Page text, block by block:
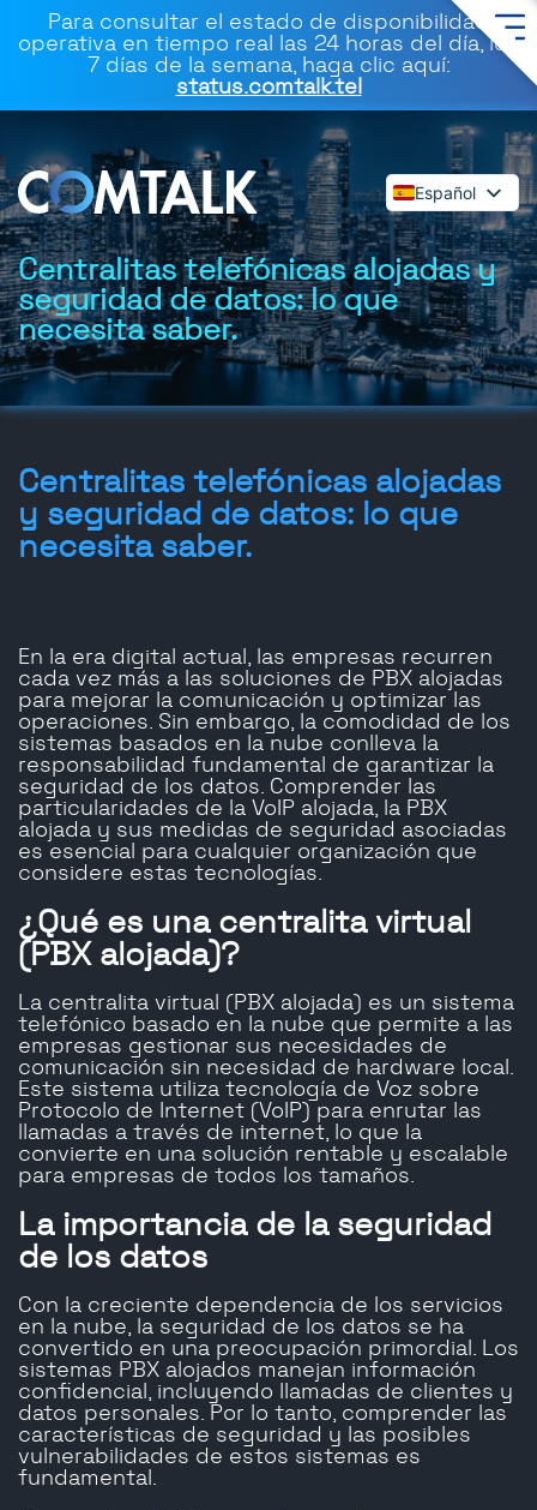
Para consultar el estado de disponibilidad
operativa en tiempo real las 24 horas del día, los
7 días de la semana, haga clic aquí:
status.comtalk.tel
Español
English
Deutsch
Français
Dansk
Italiano
Polski
Svenska
Centralitas telefónicas alojadas y
seguridad de datos: lo que
necesita saber.
Centralitas telefónicas alojadas
y seguridad de datos: lo que
necesita saber.
En la era digital actual, las empresas recurren
cada vez más a las soluciones de PBX alojadas
para mejorar la comunicación y optimizar las
operaciones. Sin embargo, la comodidad de los
sistemas basados ​​en la nube conlleva la
responsabilidad fundamental de garantizar la
seguridad de los datos. Comprender las
particularidades de la VoIP alojada, la PBX
alojada y sus medidas de seguridad asociadas
es esencial para cualquier organización que
considere estas tecnologías.
¿Qué es una centralita virtual
(PBX alojada)?
La centralita virtual (PBX alojada) es un sistema
telefónico basado en la nube que permite a las
empresas gestionar sus necesidades de
comunicación sin necesidad de hardware local.
Este sistema utiliza tecnología de Voz sobre
Protocolo de Internet (VoIP) para enrutar las
llamadas a través de internet, lo que la
convierte en una solución rentable y escalable
para empresas de todos los tamaños.
La importancia de la seguridad
de los datos
Con la creciente dependencia de los servicios
en la nube, la seguridad de los datos se ha
convertido en una preocupación primordial. Los
sistemas PBX alojados manejan información
confidencial, incluyendo llamadas de clientes y
datos personales. Por lo tanto, comprender las
características de seguridad y las posibles
vulnerabilidades de estos sistemas es
fundamental.